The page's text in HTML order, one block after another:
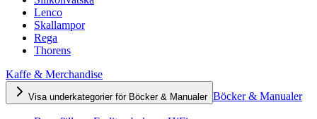
Lenco
Skallampor
Rega
Thorens
Kaffe & Merchandise
Visa underkategorier för Böcker & Manualer Böcker & Manualer